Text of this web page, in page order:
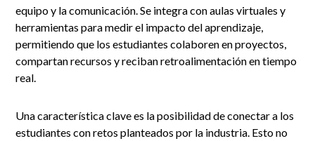
equipo y la comunicación. Se integra con aulas virtuales y
herramientas para medir el impacto del aprendizaje,
permitiendo que los estudiantes colaboren en proyectos,
compartan recursos y reciban retroalimentación en tiempo
real.
Una característica clave es la posibilidad de conectar a los
estudiantes con retos planteados por la industria. Esto no